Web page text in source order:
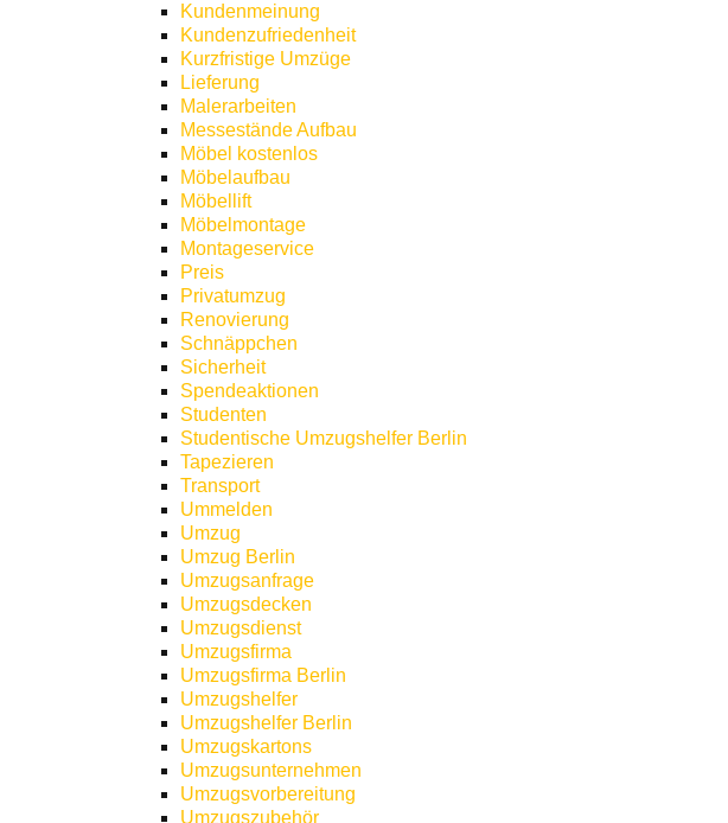
Kundenmeinung
Kundenzufriedenheit
Kurzfristige Umzüge
Lieferung
Malerarbeiten
Messestände Aufbau
Möbel kostenlos
Möbelaufbau
Möbellift
Möbelmontage
Montageservice
Preis
Privatumzug
Renovierung
Schnäppchen
Sicherheit
Spendeaktionen
Studenten
Studentische Umzugshelfer Berlin
Tapezieren
Transport
Ummelden
Umzug
Umzug Berlin
Umzugsanfrage
Umzugsdecken
Umzugsdienst
Umzugsfirma
Umzugsfirma Berlin
Umzugshelfer
Umzugshelfer Berlin
Umzugskartons
Umzugsunternehmen
Umzugsvorbereitung
Umzugszubehör